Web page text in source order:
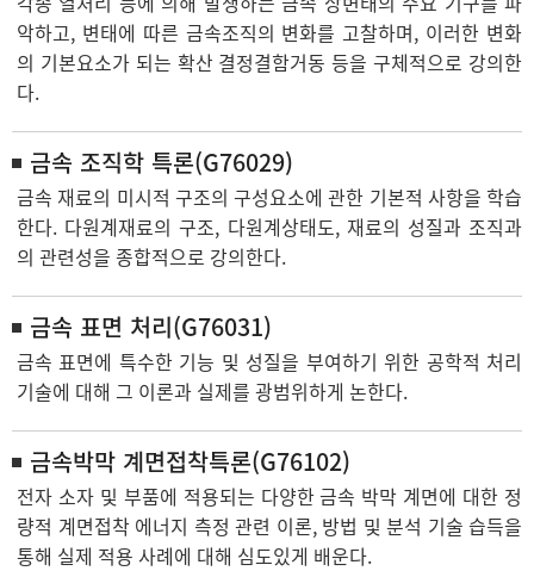
악하고, 변태에 따른 금속조직의 변화를 고찰하며, 이러한 변화
의 기본요소가 되는 확산 결정결함거동 등을 구체적으로 강의한
다.
금속 조직학 특론(G76029)
금속 재료의 미시적 구조의 구성요소에 관한 기본적 사항을 학습
한다. 다원계재료의 구조, 다원계상태도, 재료의 성질과 조직과
의 관련성을 종합적으로 강의한다.
금속 표면 처리(G76031)
금속 표면에 특수한 기능 및 성질을 부여하기 위한 공학적 처리
기술에 대해 그 이론과 실제를 광범위하게 논한다.
금속박막 계면접착특론(G76102)
전자 소자 및 부품에 적용되는 다양한 금속 박막 계면에 대한 정
량적 계면접착 에너지 측정 관련 이론, 방법 및 분석 기술 습득을
통해 실제 적용 사례에 대해 심도있게 배운다.